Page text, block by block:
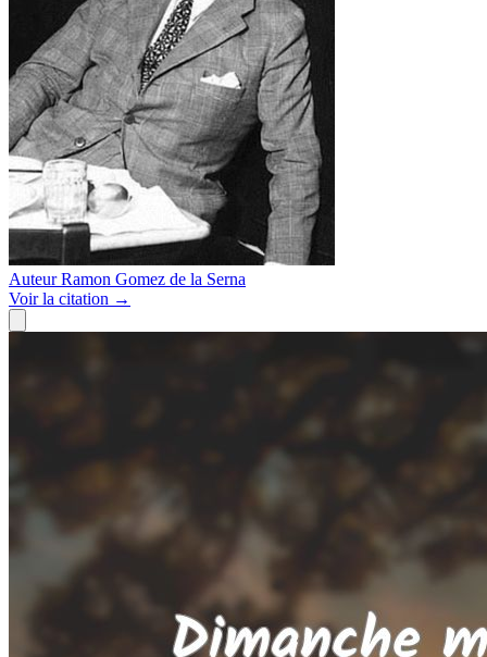
Auteur Ramon Gomez de la Serna
Voirla citation →